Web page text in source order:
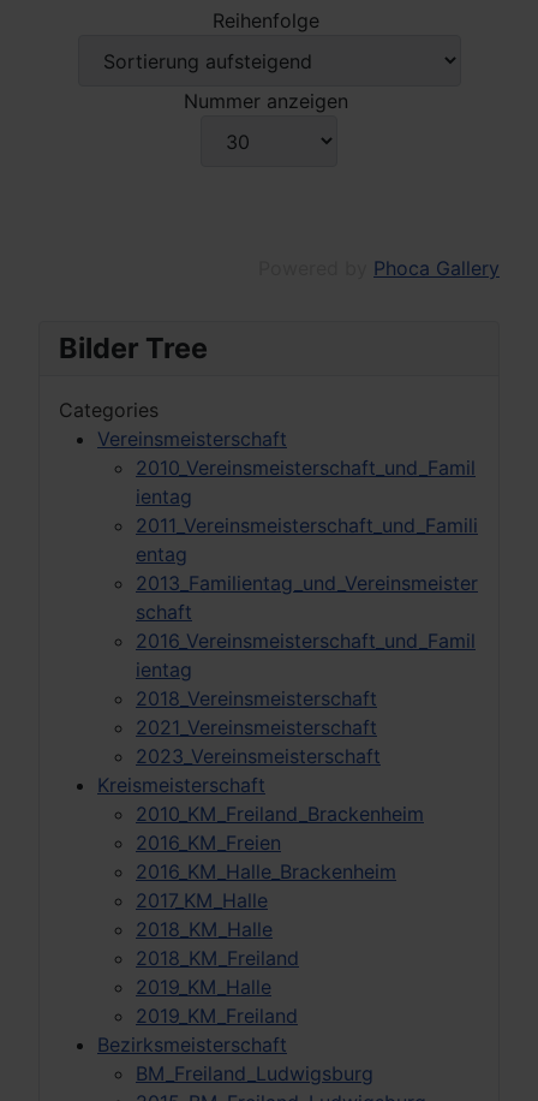
Bilder Tree
Categories
Vereinsmeisterschaft
2010_Vereinsmeisterschaft_und_Famil
ientag
2011_Vereinsmeisterschaft_und_Famili
entag
2013_Familientag_und_Vereinsmeister
schaft
2016_Vereinsmeisterschaft_und_Famil
ientag
2018_Vereinsmeisterschaft
2021_Vereinsmeisterschaft
2023_Vereinsmeisterschaft
Kreismeisterschaft
2010_KM_Freiland_Brackenheim
2016_KM_Freien
2016_KM_Halle_Brackenheim
2017_KM_Halle
2018_KM_Halle
2018_KM_Freiland
2019_KM_Halle
2019_KM_Freiland
Bezirksmeisterschaft
BM_Freiland_Ludwigsburg
Reihenfolge
Nummer anzeigen
Phoca Gallery